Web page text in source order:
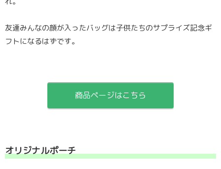
友達みんなの顔が入ったバッグは子供たちのサプライズ記念ギ
フトになるはずです。
商品ページはこちら
オリジナルポーチ